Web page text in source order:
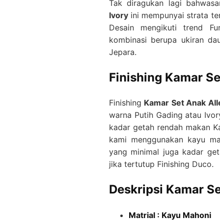
Tak diragukan lagi
Ivory ini mempunyai strata
Desain mengikuti trend
kombinasi berupa ukiran
Jepara.
Finishing Kamar
Finishing Kamar Set Anak
warna Putih Gading atau
kadar getah rendah makan
kami menggunakan kayu
yang minimal juga kadar
jika tertutup Finishing Duco.
Deskripsi Kamar
Matrial : Kayu Mahoni